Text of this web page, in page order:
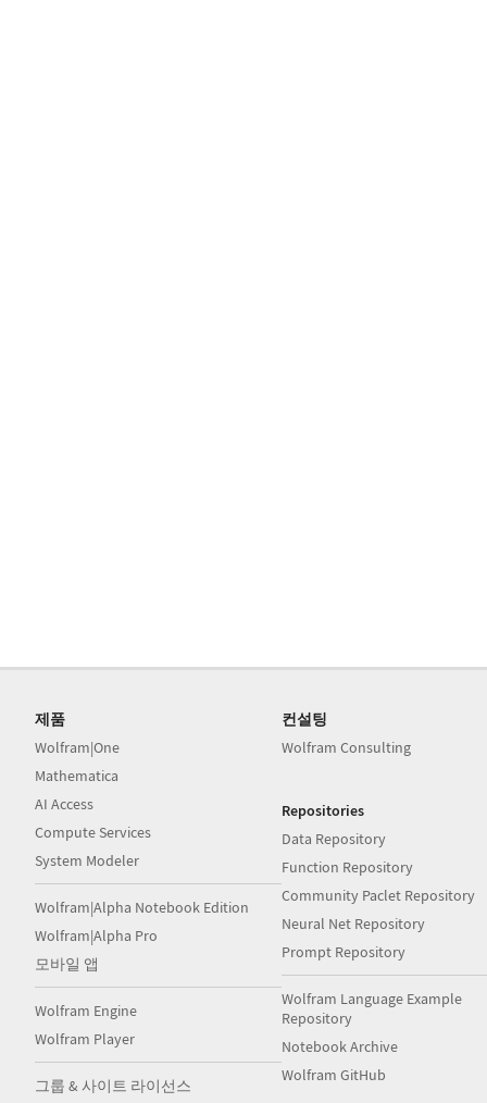
제품
Wolfram|One
Mathematica
AI Access
Compute Services
System Modeler
Wolfram|Alpha Notebook Edition
Wolfram|Alpha Pro
모바일 앱
Wolfram Engine
Wolfram Player
그룹 & 사이트 라이선스
컨설팅
Wolfram Consulting
Repositories
Data Repository
Function Repository
Community Paclet Repository
Neural Net Repository
Prompt Repository
Wolfram Language Example
Repository
Notebook Archive
Wolfram GitHub